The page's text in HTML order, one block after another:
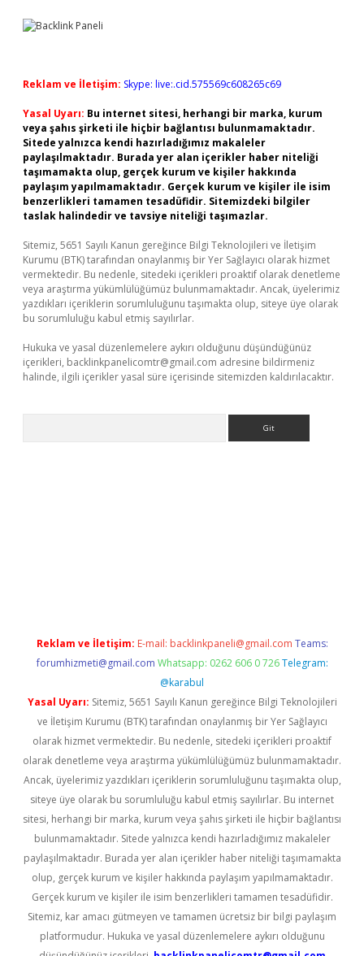
Reklam ve İletişim: Skype: live:.cid.575569c608265c69
Yasal Uyarı: Bu internet sitesi, herhangi bir marka, kurum
veya şahıs şirketi ile hiçbir bağlantısı bulunmamaktadır.
Sitede yalnızca kendi hazırladığımız makaleler
paylaşılmaktadır. Burada yer alan içerikler haber niteliği
taşımamakta olup, gerçek kurum ve kişiler hakkında
paylaşım yapılmamaktadır. Gerçek kurum ve kişiler ile isim
benzerlikleri tamamen tesadüfidir. Sitemizdeki bilgiler
taslak halindedir ve tavsiye niteliği taşımazlar.
Sitemiz, 5651 Sayılı Kanun gereğince Bilgi Teknolojileri ve İletişim
Kurumu (BTK) tarafından onaylanmış bir Yer Sağlayıcı olarak hizmet
vermektedir. Bu nedenle, sitedeki içerikleri proaktif olarak denetleme
veya araştırma yükümlülüğümüz bulunmamaktadır. Ancak, üyelerimiz
yazdıkları içeriklerin sorumluluğunu taşımakta olup, siteye üye olarak
bu sorumluluğu kabul etmiş sayılırlar.
Hukuka ve yasal düzenlemelere aykırı olduğunu düşündüğünüz
içerikleri, backlinkpanelicomtr@gmail.com adresine bildirmeniz
halinde, ilgili içerikler yasal süre içerisinde sitemizden kaldırılacaktır.
Reklam ve İletişim: E-mail: backlinkpaneli@gmail.com Teams:
forumhizmeti@gmail.com Whatsapp: 0262 606 0 726 Telegram:
@karabul
Yasal Uyarı: Sitemiz, 5651 Sayılı Kanun gereğince Bilgi Teknolojileri
ve İletişim Kurumu (BTK) tarafından onaylanmış bir Yer Sağlayıcı
olarak hizmet vermektedir. Bu nedenle, sitedeki içerikleri proaktif
olarak denetleme veya araştırma yükümlülüğümüz bulunmamaktadır.
Ancak, üyelerimiz yazdıkları içeriklerin sorumluluğunu taşımakta olup,
siteye üye olarak bu sorumluluğu kabul etmiş sayılırlar. Bu internet
sitesi, herhangi bir marka, kurum veya şahıs şirketi ile hiçbir bağlantısı
bulunmamaktadır. Sitede yalnızca kendi hazırladığımız makaleler
paylaşılmaktadır. Burada yer alan içerikler haber niteliği taşımamakta
olup, gerçek kurum ve kişiler hakkında paylaşım yapılmamaktadır.
Gerçek kurum ve kişiler ile isim benzerlikleri tamamen tesadüfidir.
Sitemiz, kar amacı gütmeyen ve tamamen ücretsiz bir bilgi paylaşım
platformudur. Hukuka ve yasal düzenlemelere aykırı olduğunu